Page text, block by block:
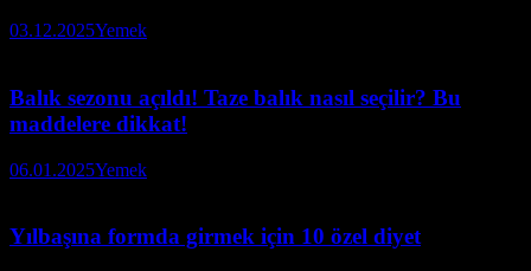
03.12.2025Yemek
Balık sezonu açıldı! Taze balık nasıl seçilir? Bu
maddelere dikkat!
06.01.2025Yemek
Yılbaşına formda girmek için 10 özel diyet